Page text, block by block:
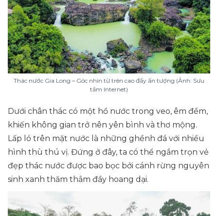
Thác nước Gia Long – Góc nhìn từ trên cao đầy ấn tượng (Ảnh: Sưu
tầm Internet)
Dưới chân thác có một hồ nước trong veo, êm đềm,
khiến không gian trở nên yên bình và thơ mộng.
Lấp ló trên mặt nước là những ghềnh đá với nhiều
hình thù thú vị. Đứng ở đây, ta có thể ngắm trọn vẻ
đẹp thác nước được bao bọc bởi cánh rừng nguyên
sinh xanh thăm thẳm đầy hoang dại.